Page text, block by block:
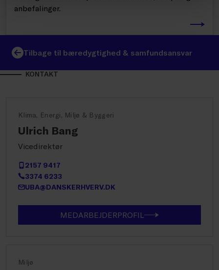
anbefalinger.
Tilbage til bæredygtighed & samfundsansvar
KONTAKT
Klima, Energi, Miljø & Byggeri
Ulrich Bang
Vicedirektør
2157 9417
3374 6233
UBA@DANSKERHVERV.DK
MEDARBEJDERPROFIL
Miljø